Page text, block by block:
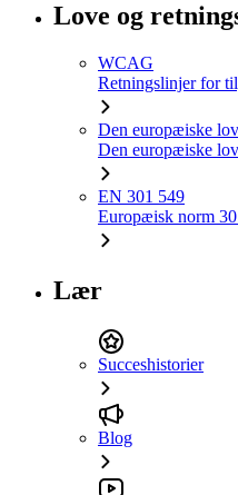
Love og
WCAG
Retningslinjer for
Den europæiske
Den europæiske
EN 301 549
Europæisk norm
Lær
Succeshistorier
Blog